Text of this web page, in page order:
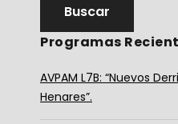
Programas
AVPAM L7B: “Nuevos
Henares”.